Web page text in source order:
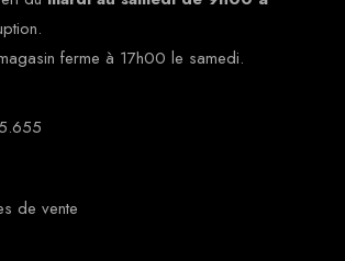
ferme à 17h00 le samedi.
de vente